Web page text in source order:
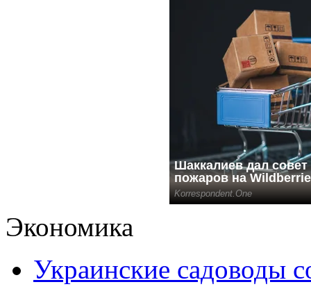
Экономика
Украинские садоводы